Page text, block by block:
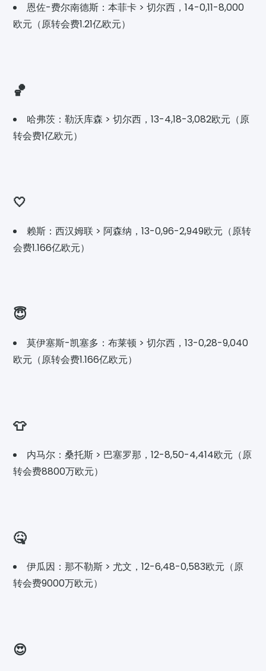
恩佐-费尔南德斯：本菲卡 > 切尔西，14-0,11-8,000
欧元（原转会费1.21亿欧元）
🏀
哈弗茨：勒沃库森 > 切尔西，13-4,18-3,082欧元（原
转会费1亿欧元）
🤍
赖斯：西汉姆联 > 阿森纳，13-0,96-2,949欧元（原转
会费1.166亿欧元）
😇
莫伊塞斯-凯塞多：布莱顿 > 切尔西，13-0,28-9,040
欧元（原转会费1.166亿欧元）
👕
内马尔：桑托斯 > 巴塞罗那，12-8,50-4,414欧元（原
转会费8800万欧元）
🤒
伊瓜因：那不勒斯 > 尤文，12-6,48-0,583欧元（原
转会费9000万欧元）
😍